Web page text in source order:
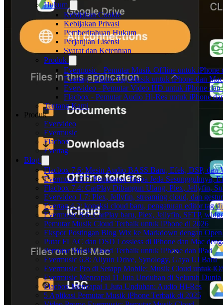
Hukum
Kebijakan Cookie
Kebijakan Privasi
Pemberitahuan Hukum
Perjanjian Lisensi
Syarat dan Ketentuan
Produk
Evermusic - Pemutar Musik Offline untuk iPhone
Evertag - Editor Tag Musik untuk iPhone dan Mac
Evervideo - Pemutar Video HD untuk iPhone dan
Flacbox - Pemutar Audio Hi-Res untuk iPhone
Tentang Kami
Produk
Evervideo
Evermusic
Flacbox
Evertag
Blog
Flacbox 7.6: Mesin Audio BASS Baru, Efek, DSP, dan
Evermusic 8.7: Pemutaran Tanpa Jeda
Flacbox 7.4: CarPlay Dibangun Ulang, Plex, Jellyfin,
Evervideo 1.7: Plex, Jellyfin, streaming cloud, dan
Evertag 4.2: koneksi cloud baru, pengaturan editor tag
Evermusic 8.6: CarPlay baru, Plex, Jellyfin, SFTP,
Pemutar Musik Cloud Terbaik untuk iPhone di 2026
Ekspor Postingan Blog Wix ke Markdown dengan
Putar FLAC dan DSD Lossless di iPhone dan Mac
Pemutar Musik Cloud Terbaik untuk iPhone dan iPad
Evermusic 6.8: Aliyun Drive, Synology, Gaya UI Baru
Evermusic Pro di Setapp Mobile: Musik Cloud untuk
Evermusic Mencapai 11 Juta Unduhan di Seluruh Dunia
Flacbox Mencapai 1 Juta Unduhan: Audio Hi-Res
5 Aplikasi Pemutar Musik iPhone Terbaik di 2025